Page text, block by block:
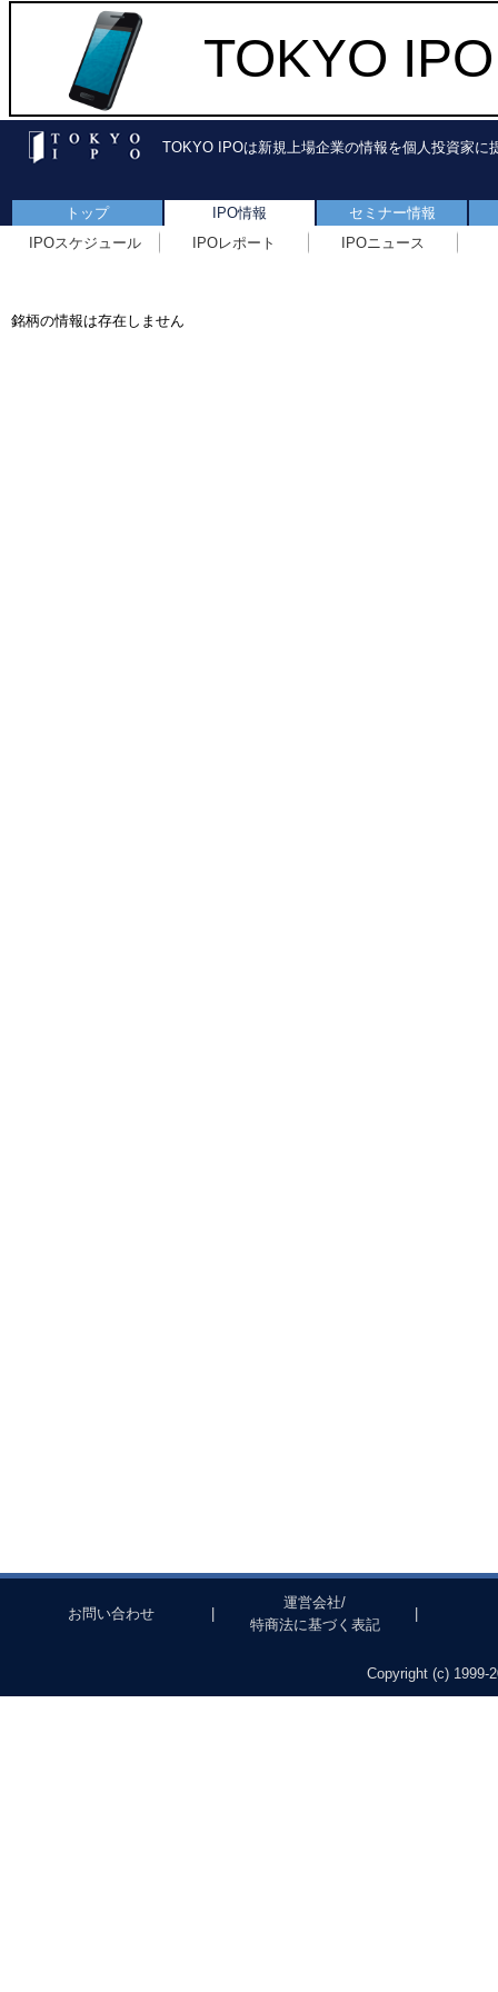
TOKYO
TOKYO IPOは新規上場企業の情報を個人投資家に
トップ IPO情報
セミナー情報
IPOスケジュール
IPOレポート IPOニュース
銘柄の情報は存在しません
お問い合わせ
運営会社/
特商法に基づく表記
Copyright (c) 1999-